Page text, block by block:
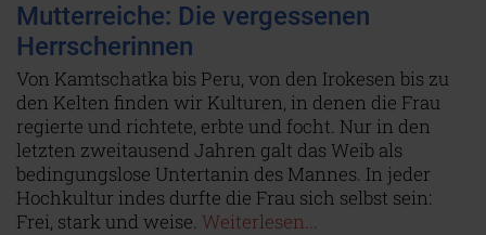
Mutterreiche: Die vergessenen
Herrscherinnen
Von Kamtschatka bis Peru, von den Irokesen bis zu
den Kelten finden wir Kulturen, in denen die Frau
regierte und richtete, erbte und focht. Nur in den
letzten zweitausend Jahren galt das Weib als
bedingungslose Untertanin des Mannes. In jeder
Hochkultur indes durfte die Frau sich selbst sein:
Frei, stark und weise. Weiterlesen...